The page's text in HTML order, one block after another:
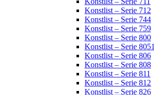
Konstlist – Serie 712
Konstlist – Serie 744
Konstlist – Serie 759
Konstlist – Serie 800
Konstlist – Serie 8051
Konstlist – Serie 806
Konstlist – Serie 808
Konstlist – Serie 811
Konstlist – Serie 812
Konstlist – Serie 826